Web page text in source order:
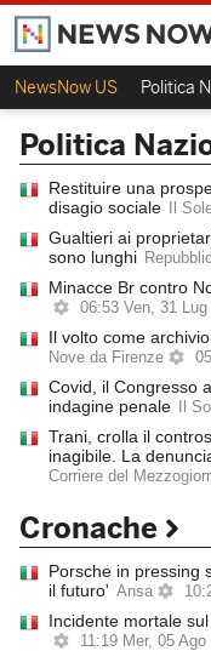
NewsNow US Politica
Politica
Restituire una
disagio sociale
Il
Gualtieri ai
sono lunghi
Minacce Br contro
06:53 Ven, 31 Lug
​Il volto come
Nove da Firenze
Covid, il Congresso
indagine penale
Il
Trani, crolla il
inagibile. La
Corriere del
Cronache
Porsche in pressing
il futuro' Ansa
Incidente mortale
11:19 Mer, 05 Ago